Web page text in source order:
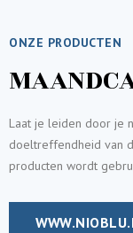
ONZE PRODUCTEN
Laat je leiden door je
doeltreffendheid van
producten wordt